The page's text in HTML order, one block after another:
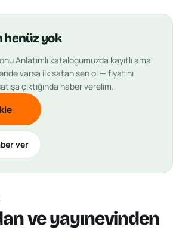
henüz yok
Anlatımlı katalogumuzda kayıtlı ama
varsa ilk satan sen ol — fiyatını
çıktığında haber verelim.
ver
ve yayınevinden